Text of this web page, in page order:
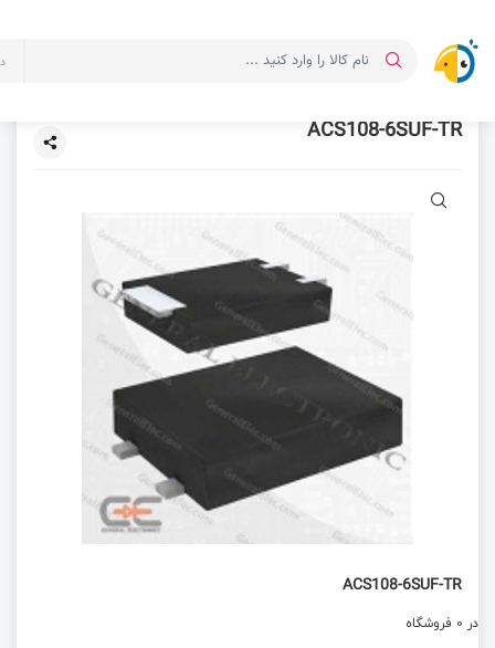
ACS108-6SUF-TR
ACS108-6SUF-TR
در 0 فروشگاه